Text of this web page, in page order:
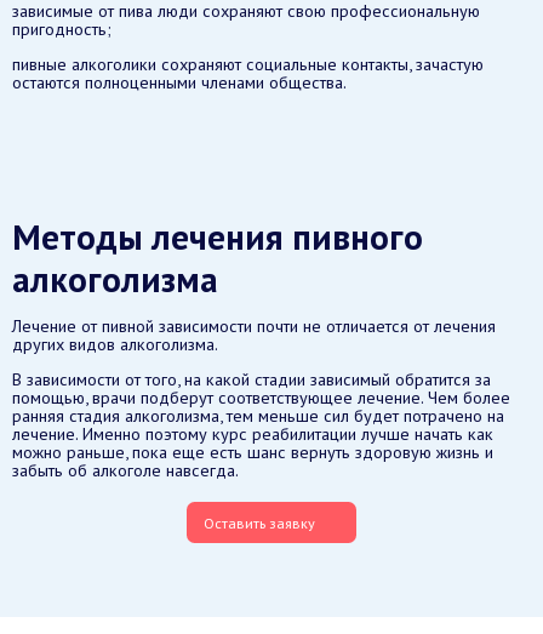
зависимые от пива люди сохраняют свою профессиональную
пригодность;
пивные алкоголики сохраняют социальные контакты, зачастую
остаются полноценными членами общества.
Методы лечения пивного
алкоголизма
Лечение от пивной зависимости почти не отличается от лечения
других видов алкоголизма.
В зависимости от того, на какой стадии зависимый обратится за
помощью, врачи подберут соответствующее лечение. Чем более
ранняя стадия алкоголизма, тем меньше сил будет потрачено на
лечение. Именно поэтому курс реабилитации лучше начать как
можно раньше, пока еще есть шанс вернуть здоровую жизнь и
забыть об алкоголе навсегда.
Оставить заявку